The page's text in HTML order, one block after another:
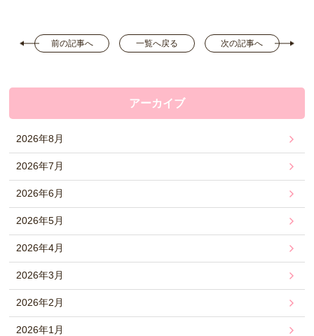
前の記事へ 一覧へ戻る 次の記事へ
アーカイブ
2026年8月
2026年7月
2026年6月
2026年5月
2026年4月
2026年3月
2026年2月
2026年1月